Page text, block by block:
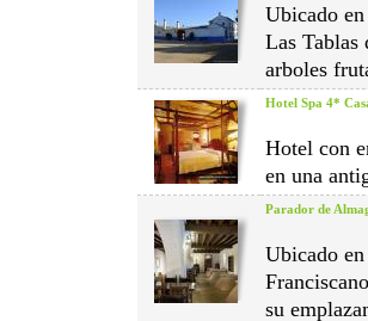
Ubicado
Las
arboles
Hotel Spa 4*
Hotel con
en una
Parador de
Ubicado
su